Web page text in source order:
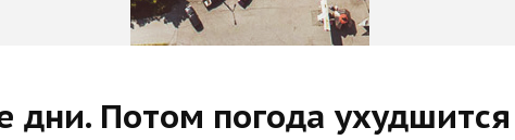
дни. Потом погода ухудшится